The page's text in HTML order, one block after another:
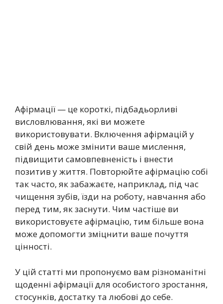
Афірмації — це короткі, підбадьорливі
висловлювання, які ви можете
використовувати. Включення афірмацій у
свій день може змінити ваше мислення,
підвищити самовпевненість і внести
позитив у життя. Повторюйте афірмацію собі
так часто, як забажаєте, наприклад, під час
чищення зубів, їзди на роботу, навчання або
перед тим, як заснути. Чим частіше ви
використовуєте афірмацію, тим більше вона
може допомогти зміцнити ваше почуття
цінності.
У цій статті ми пропонуємо вам різноманітні
щоденні афірмації для особистого зростання,
стосунків, достатку та любові до себе.